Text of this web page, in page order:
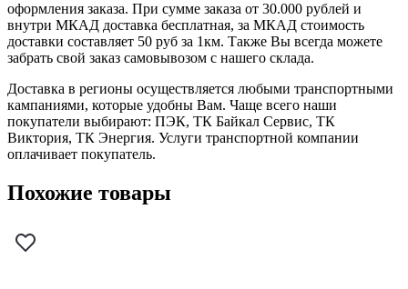
оформления заказа. При сумме заказа от 30.000 рублей и
внутри МКАД доставка бесплатная, за МКАД стоимость
доставки составляет 50 руб за 1км. Также Вы всегда можете
забрать свой заказ самовывозом с нашего склада.
Доставка в регионы осуществляется любыми транспортными
кампаниями, которые удобны Вам. Чаще всего наши
покупатели выбирают: ПЭК, ТК Байкал Сервис, ТК
Виктория, ТК Энергия. Услуги транспортной компании
оплачивает покупатель.
Похожие товары